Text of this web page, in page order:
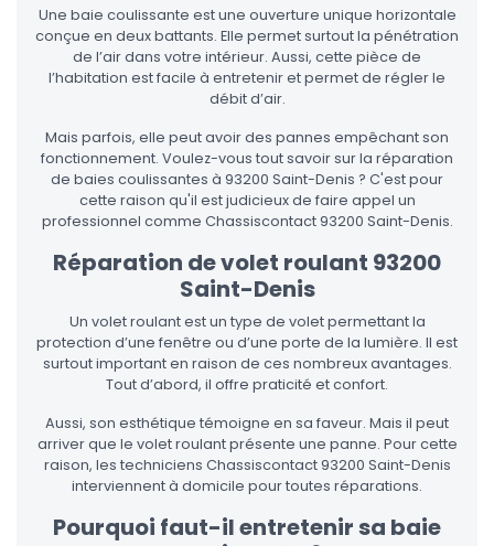
Une baie coulissante est une ouverture unique horizontale
conçue en deux battants. Elle permet surtout la pénétration
de l’air dans votre intérieur. Aussi, cette pièce de
l’habitation est facile à entretenir et permet de régler le
débit d’air.
Mais parfois, elle peut avoir des pannes empêchant son
fonctionnement. Voulez-vous tout savoir sur la réparation
de baies coulissantes à 93200 Saint-Denis ? C'est pour
cette raison qu'il est judicieux de faire appel un
professionnel comme Chassiscontact 93200 Saint-Denis.
Réparation de volet roulant 93200
Saint-Denis
Un volet roulant est un type de volet permettant la
protection d’une fenêtre ou d’une porte de la lumière. Il est
surtout important en raison de ces nombreux avantages.
Tout d’abord, il offre praticité et confort.
Aussi, son esthétique témoigne en sa faveur. Mais il peut
arriver que le volet roulant présente une panne. Pour cette
raison, les techniciens Chassiscontact 93200 Saint-Denis
interviennent à domicile pour toutes réparations.
Pourquoi faut-il entretenir sa baie